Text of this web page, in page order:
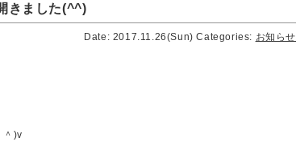
きました(^^)
Date: 2017.11.26(Sun) Categories: お知らせ
＾)v